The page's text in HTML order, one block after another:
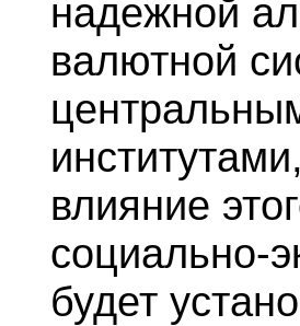
надежной
валютной
влияние
социально-
будет